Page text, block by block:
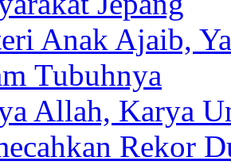
Anak Ajaib,
Tubuhnya
Allah, Karya
Rekor